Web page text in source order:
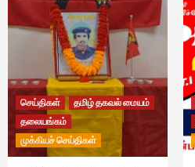
செய்திகள்
தமிழ் தகவல் மையம்
தலையங்கம்
முக்கியச் செய்திகள்